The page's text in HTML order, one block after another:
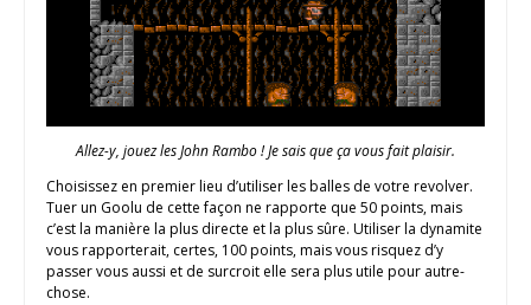
Allez-y, jouez les John Rambo ! Je sais que ça vous fait plaisir.
Choisissez en premier lieu d’utiliser les balles de votre revolver.
Tuer un Goolu de cette façon ne rapporte que 50 points, mais
c’est la manière la plus directe et la plus sûre. Utiliser la dynamite
vous rapporterait, certes, 100 points, mais vous risquez d’y
passer vous aussi et de surcroit elle sera plus utile pour autre-
chose.